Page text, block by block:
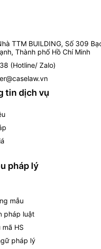
TTM BUILDING, Số 309
Thành phố Hồ Chí Minh
(Hotline/ Zalo)
tin dịch vụ
pháp lý
mẫu
pháp luật
HS
pháp lý